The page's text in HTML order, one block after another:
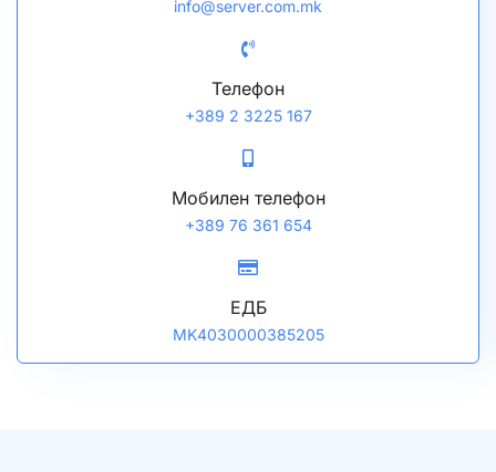
info@server.com.mk
Телефон
+389 2 3225 167
Мобилен телефон
+389 76 361 654
ЕДБ
MK4030000385205